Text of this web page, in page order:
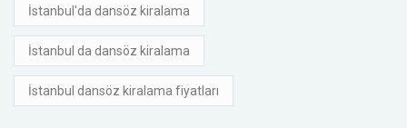
İstanbul'da dansöz kiralama
İstanbul da dansöz kiralama
İstanbul dansöz kiralama fiyatları